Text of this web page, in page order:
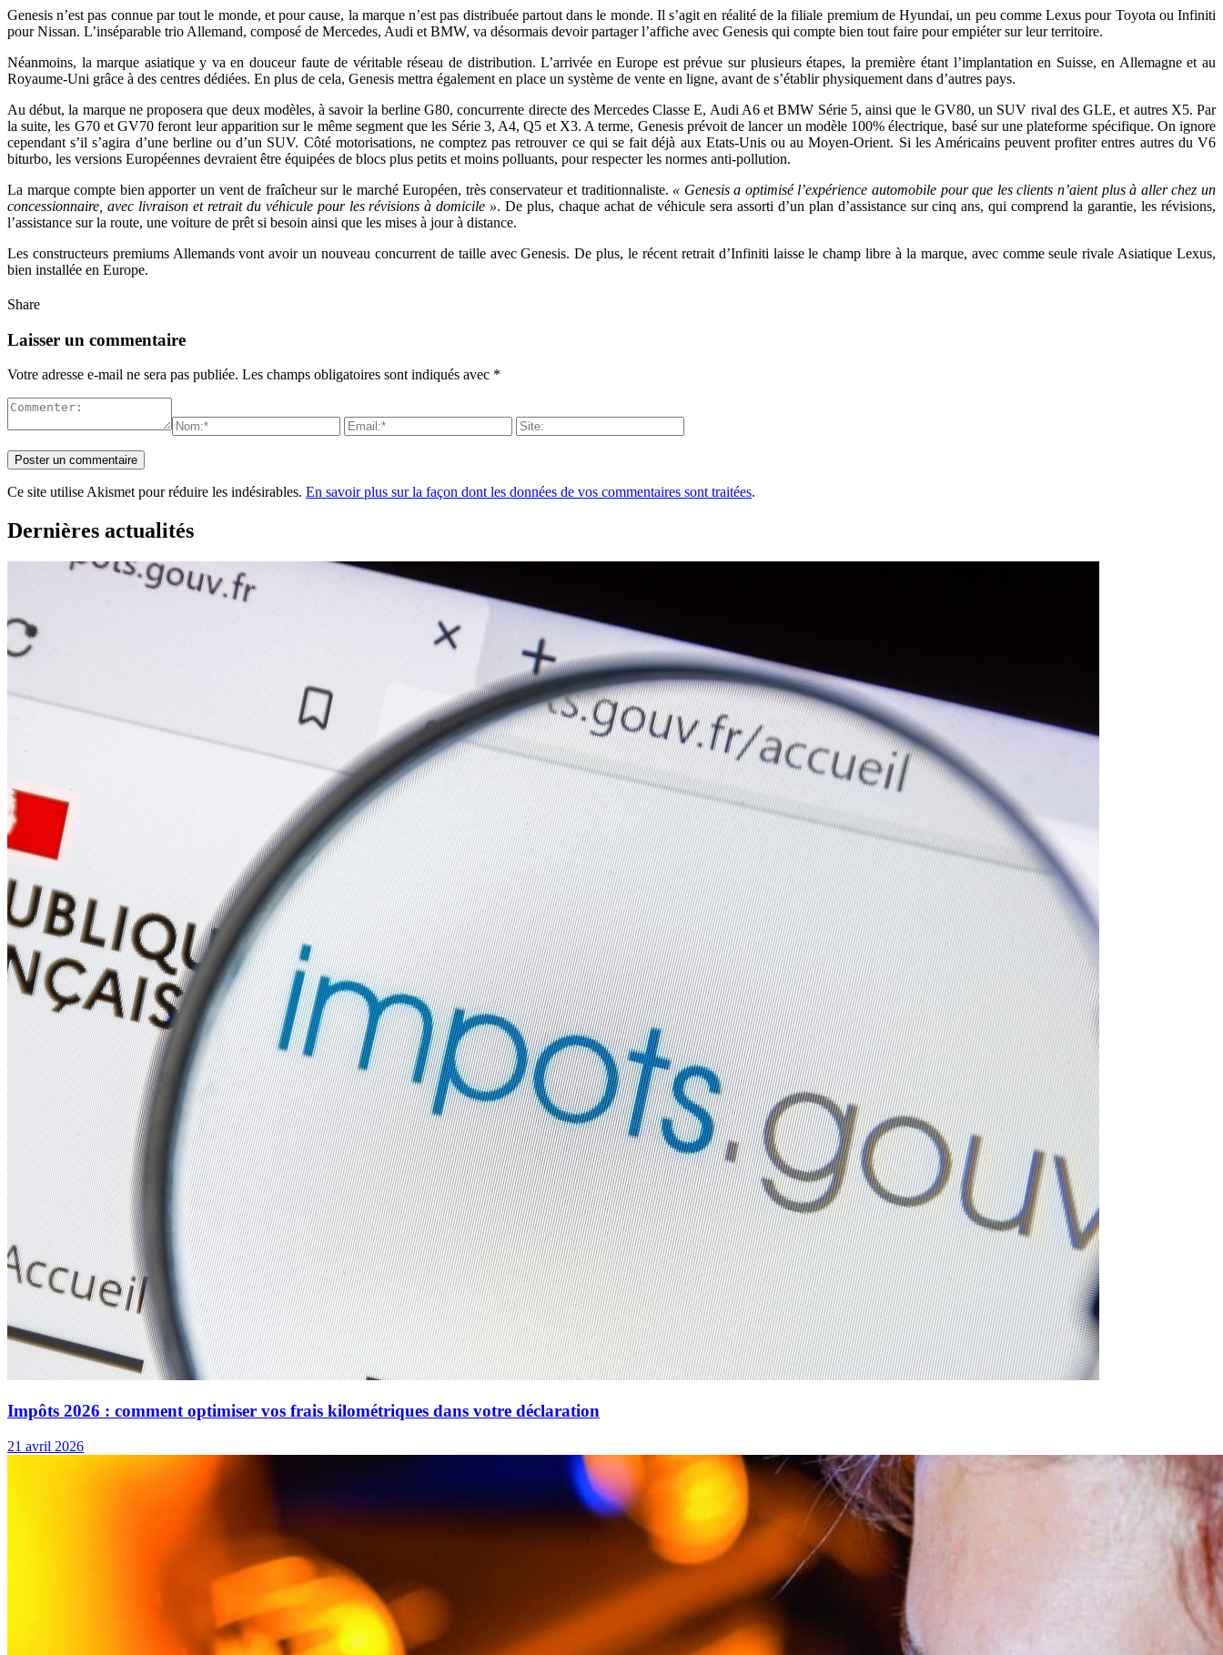
Genesis n’est pas connue par tout le monde, et pour cause, la marque n’est pas distribuée partout dans le monde. Il s’agit en réalité de la filiale premium de Hyundai, un peu comme Lexus pour Toyota ou Infiniti
pour Nissan. L’inséparable trio Allemand, composé de Mercedes, Audi et BMW, va désormais devoir partager l’affiche avec Genesis qui compte bien tout faire pour empiéter sur leur territoire.
Néanmoins, la marque asiatique y va en douceur faute de véritable réseau de distribution. L’arrivée en Europe est prévue sur plusieurs étapes, la première étant l’implantation en Suisse, en Allemagne et au
Royaume-Uni grâce à des centres dédiées. En plus de cela, Genesis mettra également en place un système de vente en ligne, avant de s’établir physiquement dans d’autres pays.
Au début, la marque ne proposera que deux modèles, à savoir la berline G80, concurrente directe des Mercedes Classe E, Audi A6 et BMW Série 5, ainsi que le GV80, un SUV rival des GLE, et autres X5. Par
la suite, les G70 et GV70 feront leur apparition sur le même segment que les Série 3, A4, Q5 et X3. A terme, Genesis prévoit de lancer un modèle 100% électrique, basé sur une plateforme spécifique. On ignore
cependant s’il s’agira d’une berline ou d’un SUV. Côté motorisations, ne comptez pas retrouver ce qui se fait déjà aux Etats-Unis ou au Moyen-Orient. Si les Américains peuvent profiter entres autres du V6
biturbo, les versions Européennes devraient être équipées de blocs plus petits et moins polluants, pour respecter les normes anti-pollution.
La marque compte bien apporter un vent de fraîcheur sur le marché Européen, très conservateur et traditionnaliste. « Genesis a optimisé l’expérience automobile pour que les clients n’aient plus à aller chez un
concessionnaire, avec livraison et retrait du véhicule pour les révisions à domicile ». De plus, chaque achat de véhicule sera assorti d’un plan d’assistance sur cinq ans, qui comprend la garantie, les révisions,
l’assistance sur la route, une voiture de prêt si besoin ainsi que les mises à jour à distance.
Les constructeurs premiums Allemands vont avoir un nouveau concurrent de taille avec Genesis. De plus, le récent retrait d’Infiniti laisse le champ libre à la marque, avec comme seule rivale Asiatique Lexus,
bien installée en Europe.
Share
Laisser un commentaire
Votre adresse e-mail ne sera pas publiée. Les champs obligatoires sont indiqués avec *
Ce site utilise Akismet pour réduire les indésirables. En savoir plus sur la façon dont les données de vos commentaires sont traitées.
Dernières actualités
Impôts 2026 : comment optimiser vos frais kilométriques dans votre déclaration
21 avril 2026